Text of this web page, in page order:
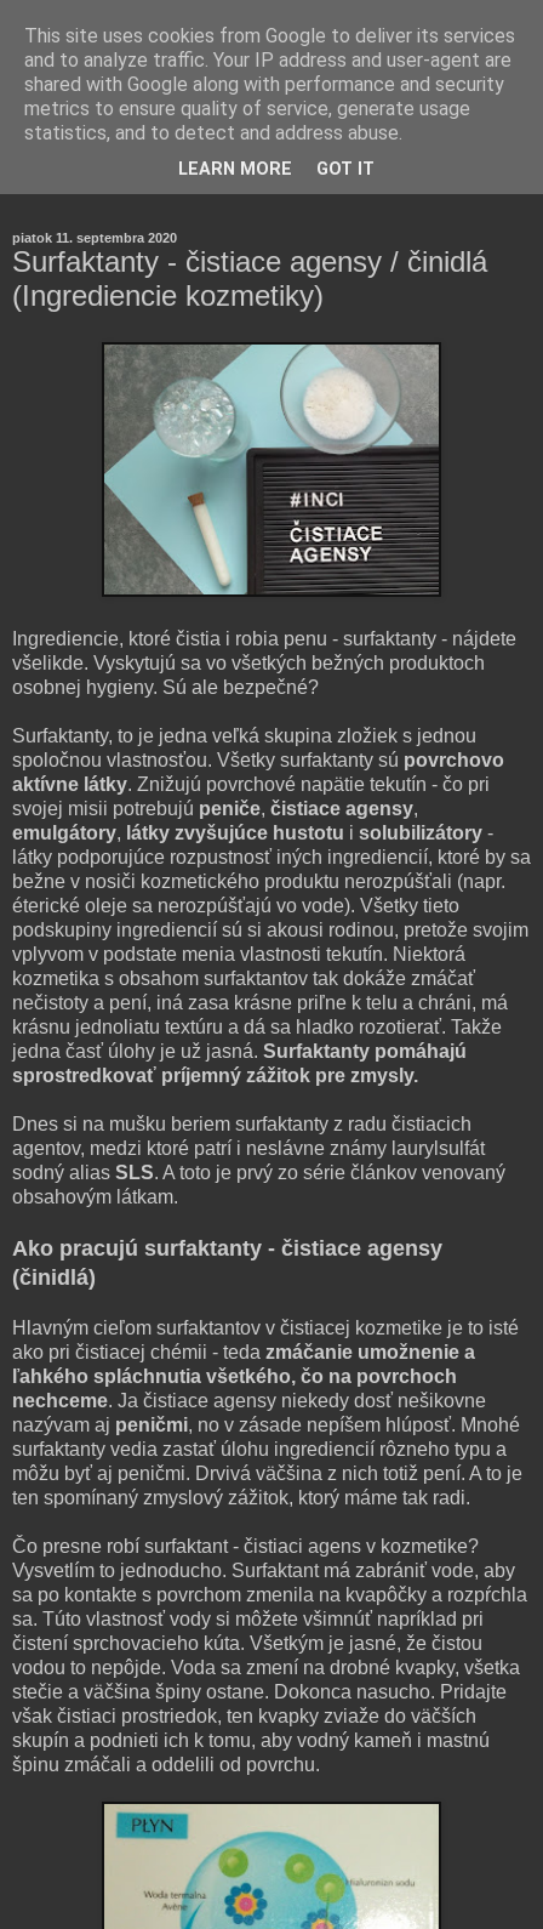
rozoberá témy o zdraví, živote a všetko možné.
piatok 11. septembra 2020
Surfaktanty - čistiace agensy / činidlá
(Ingrediencie kozmetiky)
Ingrediencie, ktoré čistia i robia penu - surfaktanty - nájdete
všelikde. Vyskytujú sa vo všetkých bežných produktoch
osobnej hygieny. Sú ale bezpečné?
Surfaktanty, to je jedna veľká skupina zložiek s jednou
spoločnou vlastnosťou. Všetky surfaktanty sú povrchovo
aktívne látky. Znižujú povrchové napätie tekutín - čo pri
svojej misii potrebujú peniče, čistiace agensy,
emulgátory, látky zvyšujúce hustotu i solubilizátory -
látky podporujúce rozpustnosť iných ingrediencií, ktoré by sa
bežne v nosiči kozmetického produktu nerozpúšťali (napr.
éterické oleje sa nerozpúšťajú vo vode). Všetky tieto
podskupiny ingrediencií sú si akousi rodinou, pretože svojim
vplyvom v podstate menia vlastnosti tekutín. Niektorá
kozmetika s obsahom surfaktantov tak dokáže zmáčať
nečistoty a pení, iná zasa krásne priľne k telu a chráni, má
krásnu jednoliatu textúru a dá sa hladko rozotierať. Takže
jedna časť úlohy je už jasná. Surfaktanty pomáhajú
sprostredkovať príjemný zážitok pre zmysly.
Dnes si na mušku beriem surfaktanty z radu čistiacich
agentov, medzi ktoré patrí i neslávne známy laurylsulfát
sodný alias SLS. A toto je prvý zo série článkov venovaný
obsahovým látkam.
Ako pracujú surfaktanty - čistiace agensy
(činidlá)
Hlavným cieľom surfaktantov v čistiacej kozmetike je to isté
ako pri čistiacej chémii - teda zmáčanie umožnenie a
ľahkého spláchnutia všetkého, čo na povrchoch
nechceme. Ja čistiace agensy niekedy dosť nešikovne
nazývam aj peničmi, no v zásade nepíšem hlúposť. Mnohé
surfaktanty vedia zastať úlohu ingrediencií rôzneho typu a
môžu byť aj peničmi. Drvivá väčšina z nich totiž pení. A to je
ten spomínaný zmyslový zážitok, ktorý máme tak radi.
Čo presne robí surfaktant - čistiaci agens v kozmetike?
Vysvetlím to jednoducho. Surfaktant má zabrániť vode, aby
sa po kontakte s povrchom zmenila na kvapôčky a rozpŕchla
sa. Túto vlastnosť vody si môžete všimnúť napríklad pri
čistení sprchovacieho kúta. Všetkým je jasné, že čistou
vodou to nepôjde. Voda sa zmení na drobné kvapky, všetka
stečie a väčšina špiny ostane. Dokonca nasucho. Pridajte
však čistiaci prostriedok, ten kvapky zviaže do väčších
skupín a podnieti ich k tomu, aby vodný kameň i mastnú
špinu zmáčali a oddelili od povrchu.
This site uses cookies from Google to deliver its services
and to analyze traffic. Your IP address and user-agent are
shared with Google along with performance and security
metrics to ensure quality of service, generate usage
statistics, and to detect and address abuse.
LEARN MORE GOT IT